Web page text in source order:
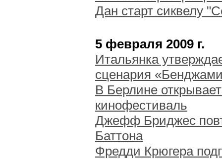
Дан старт сиквелу
5 февраля 2009 г.
Итальянка
сценария
В Берлине
кинофестиваль
Джефф Бриджес
Баттона
Фредди Крюгера